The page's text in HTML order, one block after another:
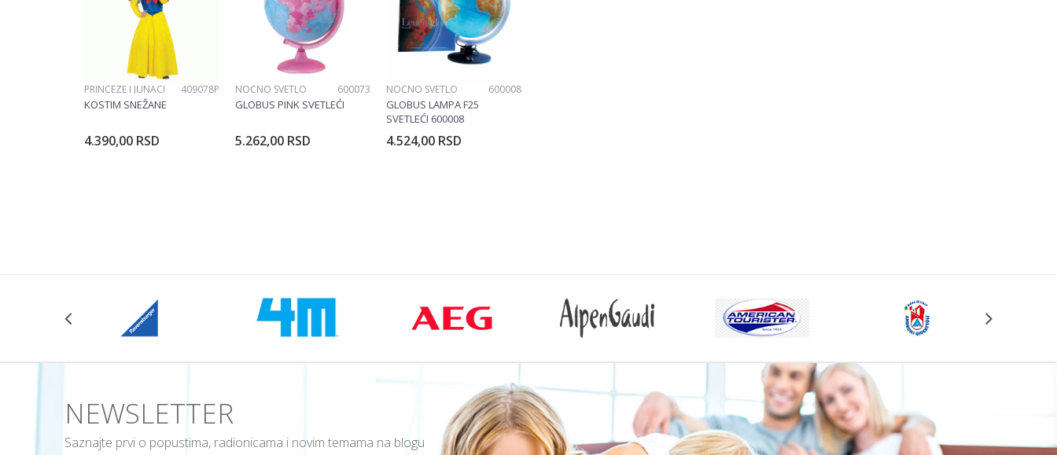
POŠALJI
PRINCEZE I JUNACI 409078P
KOSTIM SNEŽANE
4.390,00 RSD
NOĆNO SVETLO 600073
GLOBUS PINK SVETLEĆI
5.262,00 RSD
NOĆNO SVETLO 600008
GLOBUS LAMPA F25
SVETLEĆI 600008
4.524,00 RSD
NEWSLETTER
Saznajte prvi o popustima, radionicama i novim temama na blogu